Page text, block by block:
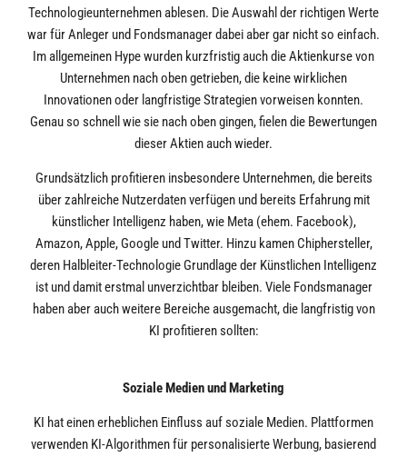
Technologieunternehmen ablesen. Die Auswahl der richtigen Werte
war für Anleger und Fondsmanager dabei aber gar nicht so einfach.
Im allgemeinen Hype wurden kurzfristig auch die Aktienkurse von
Unternehmen nach oben getrieben, die keine wirklichen
Innovationen oder langfristige Strategien vorweisen konnten.
Genau so schnell wie sie nach oben gingen, fielen die Bewertungen
dieser Aktien auch wieder.
Grundsätzlich profitieren insbesondere Unternehmen, die bereits
über zahlreiche Nutzerdaten verfügen und bereits Erfahrung mit
künstlicher Intelligenz haben, wie Meta (ehem. Facebook),
Amazon, Apple, Google und Twitter. Hinzu kamen Chiphersteller,
deren Halbleiter-Technologie Grundlage der Künstlichen Intelligenz
ist und damit erstmal unverzichtbar bleiben. Viele Fondsmanager
haben aber auch weitere Bereiche ausgemacht, die langfristig von
KI profitieren sollten:
Soziale Medien und Marketing
KI hat einen erheblichen Einfluss auf soziale Medien. Plattformen
verwenden KI-Algorithmen für personalisierte Werbung, basierend